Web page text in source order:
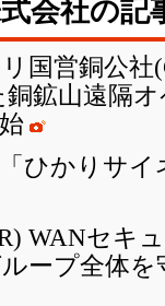
会社の記
国営銅公社
鉱山遠隔
ひかりサ
WANセ
ープ全体を